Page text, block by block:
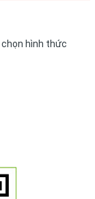
chọn hình thức